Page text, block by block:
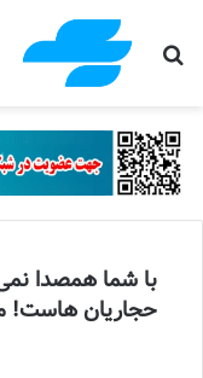
جستجو برای
با شما همصدا
حجاریان هاست!